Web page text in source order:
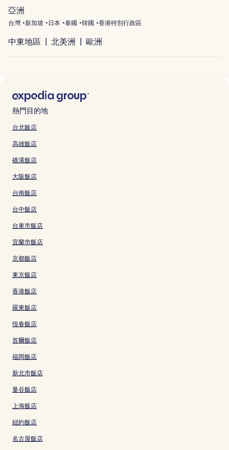
亞洲
台灣 新加坡 日本 泰國 韓國 香港特別行政區
中東地區 北美洲 歐洲
熱門目的地
台北飯店
高雄飯店
礁溪飯店
大阪飯店
台南飯店
台中飯店
台東市飯店
宜蘭市飯店
京都飯店
東京飯店
香港飯店
羅東飯店
恆春飯店
首爾飯店
福岡飯店
新北市飯店
曼谷飯店
上海飯店
紐約飯店
名古屋飯店